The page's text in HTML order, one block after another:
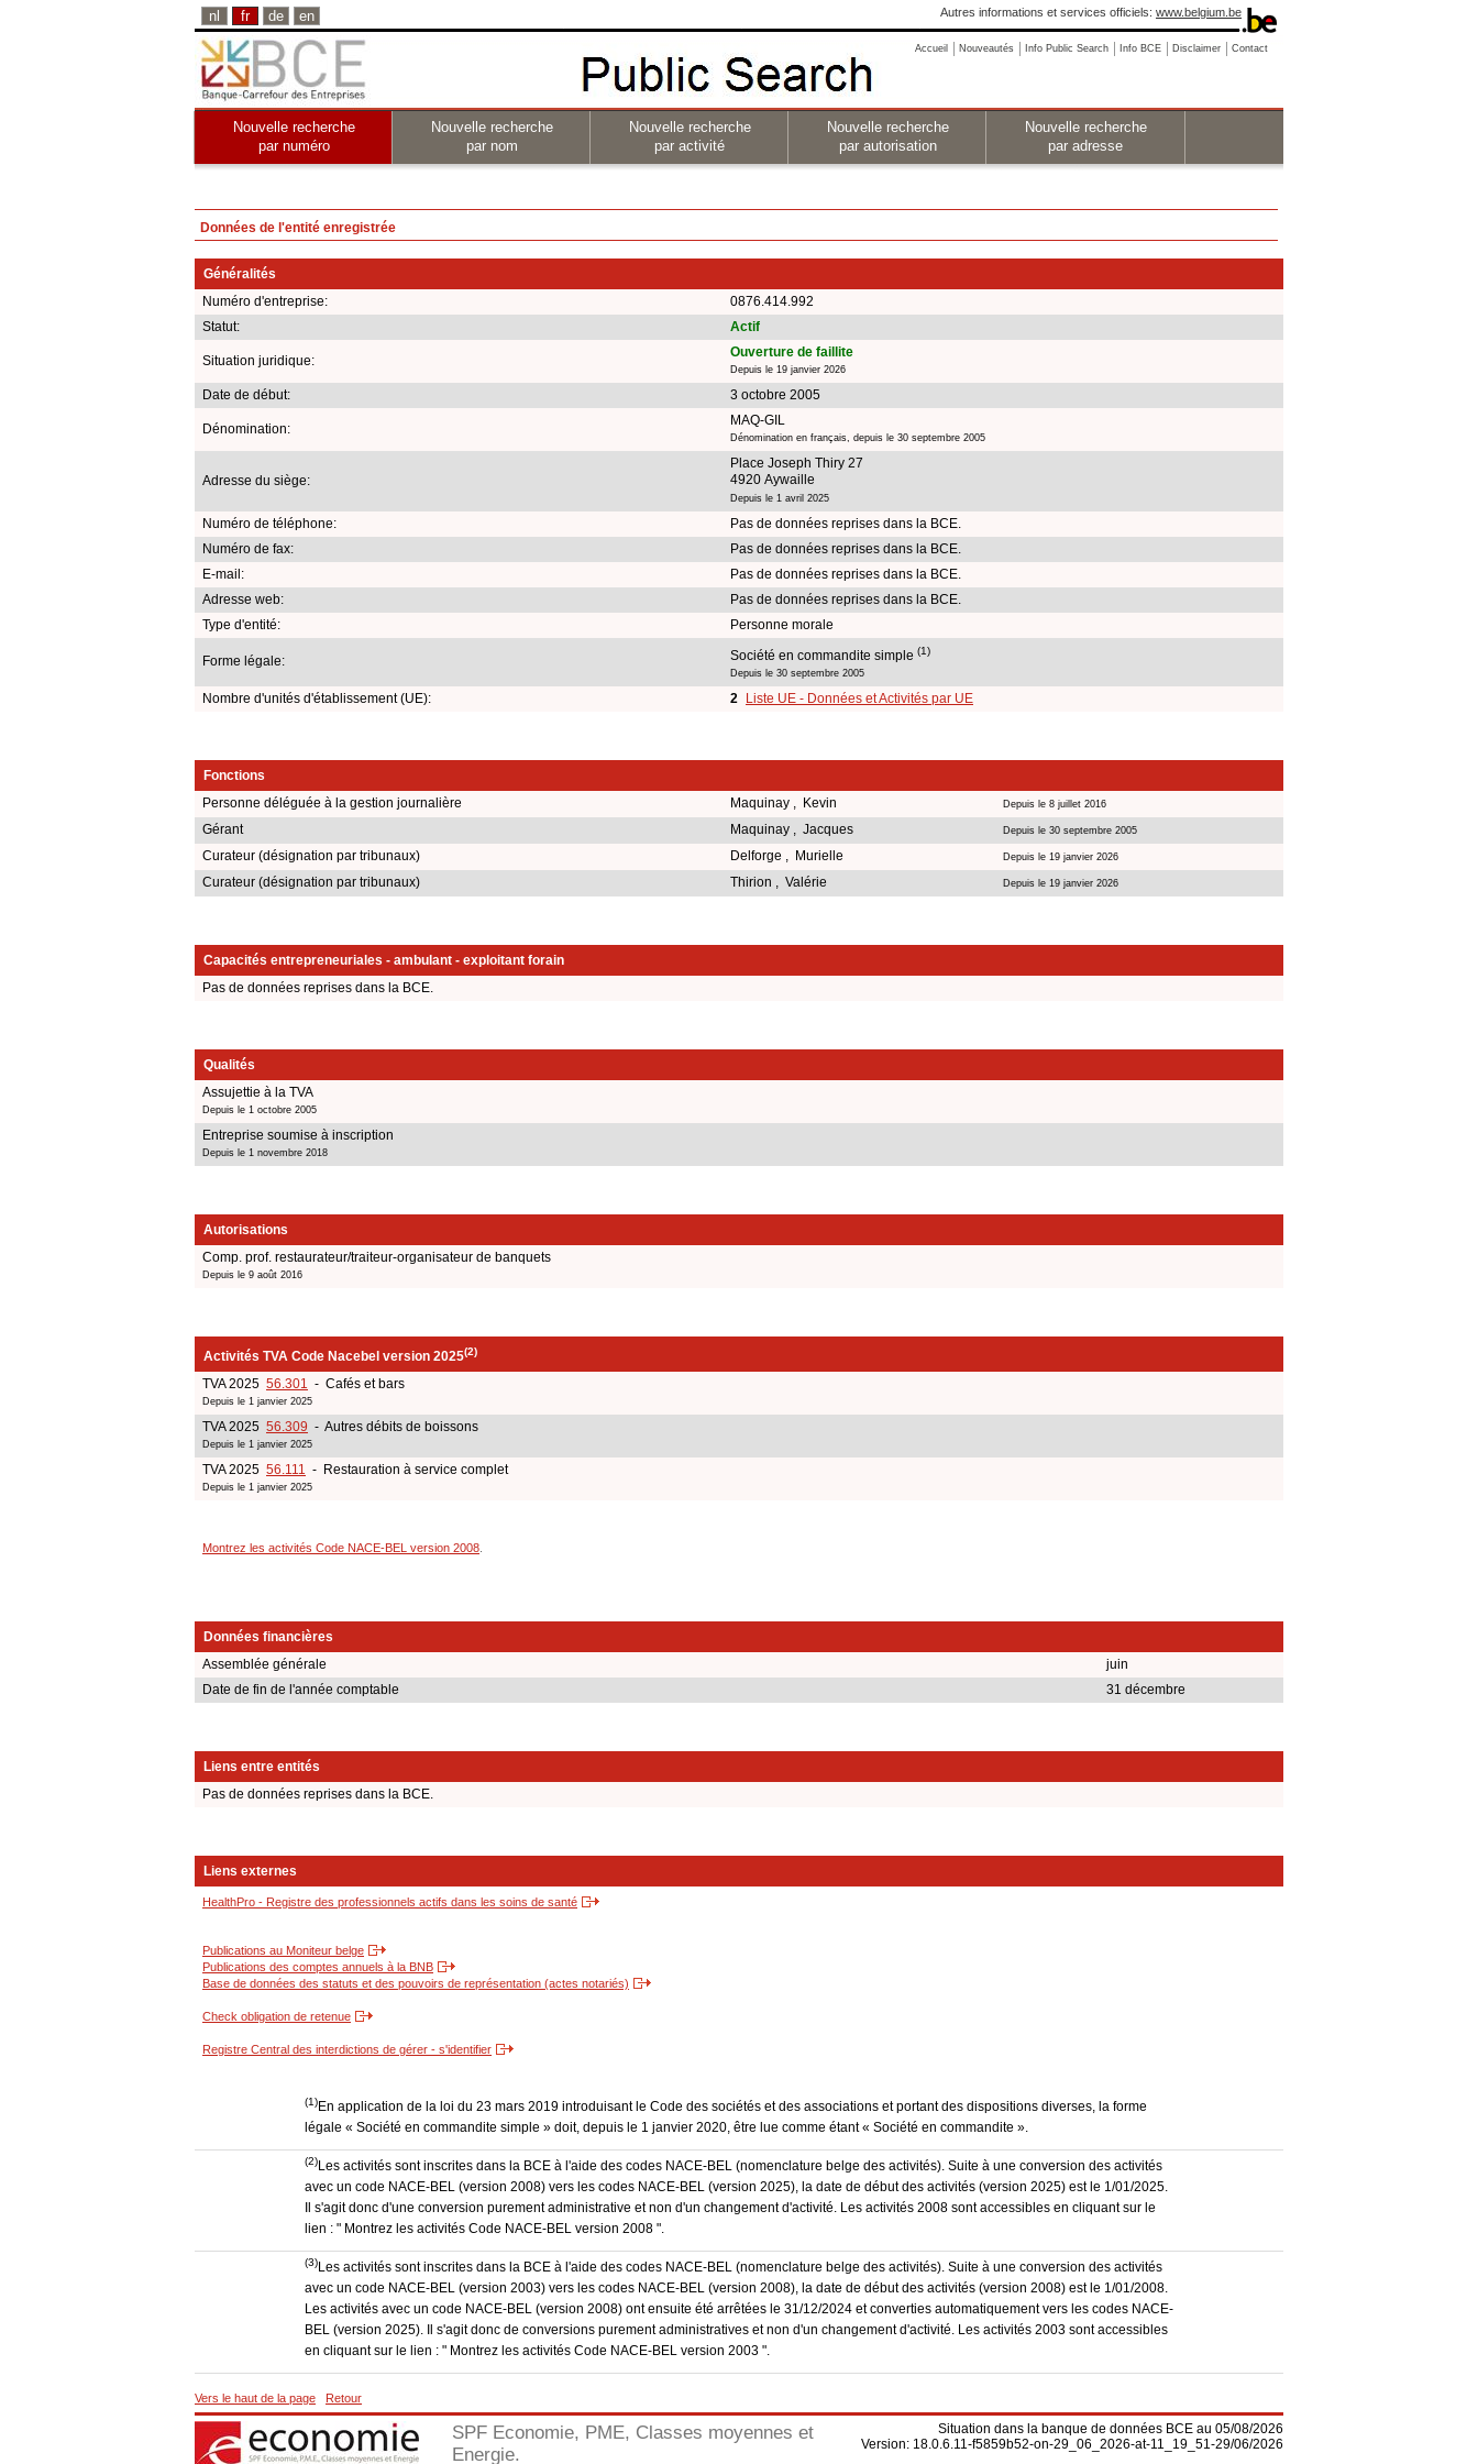
nl fr de en Autres informations et services officiels: www.belgium.be
Accueil Nouveautés Info Public Search Info BCE Disclaimer Contact
Nouvelle recherche
par numéro
Nouvelle recherche
par nom
Nouvelle recherche
par activité
Nouvelle recherche
par autorisation
Nouvelle recherche
par adresse
Données de l'entité enregistrée
Généralités
Numéro d'entreprise:
0876.414.992
Statut:
Actif
Situation juridique:
Ouverture de faillite
Depuis le 19 janvier 2026
Date de début: 3 octobre 2005
Dénomination:
MAQ-GIL
Dénomination en français, depuis le 30 septembre 2005
Adresse du siège:
Place Joseph Thiry 27
4920 Aywaille
Depuis le 1 avril 2025
Numéro de téléphone:
Pas de données reprises dans la BCE.
Numéro de fax:
Pas de données reprises dans la BCE.
E-mail:
Pas de données reprises dans la BCE.
Adresse web:
Pas de données reprises dans la BCE.
Type d'entité:
Personne morale
Forme légale: Société en commandite simple (1)
Depuis le 30 septembre 2005
Nombre d'unités d'établissement (UE): 2 Liste UE - Données et Activités par UE
Fonctions
Personne déléguée à la gestion journalière
Maquinay , Kevin Depuis le 8 juillet 2016
Gérant Maquinay , Jacques Depuis le 30 septembre 2005
Curateur (désignation par tribunaux) Delforge , Murielle Depuis le 19 janvier 2026
Curateur (désignation par tribunaux) Thirion , Valérie Depuis le 19 janvier 2026
Capacités entrepreneuriales - ambulant - exploitant forain
Pas de données reprises dans la BCE.
Qualités
Assujettie à la TVA
Depuis le 1 octobre 2005
Entreprise soumise à inscription
Depuis le 1 novembre 2018
Autorisations
Comp. prof. restaurateur/traiteur-organisateur de banquets
Depuis le 9 août 2016
Activités TVA Code Nacebel version 2025(2)
TVA 2025 56.301 - Cafés et bars
Depuis le 1 janvier 2025
TVA 2025 56.309 - Autres débits de boissons
Depuis le 1 janvier 2025
TVA 2025 56.111 - Restauration à service complet
Depuis le 1 janvier 2025
Montrez les activités Code NACE-BEL version 2008
Données financières
Assemblée générale
juin
Date de fin de l'année comptable
31 décembre
Liens entre entités
Pas de données reprises dans la BCE.
Liens externes
HealthPro - Registre des professionnels actifs dans les soins de santé
Publications au Moniteur belge
Publications des comptes annuels à la BNB
Base de données des statuts et des pouvoirs de représentation (actes notariés)
Check obligation de retenue
Registre Central des interdictions de gérer - s'identifier
(1)En application de la loi du 23 mars 2019 introduisant le Code des sociétés et des associations et portant des dispositions diverses, la forme
légale « Société en commandite simple » doit, depuis le 1 janvier 2020, être lue comme étant « Société en commandite ».
(2)Les activités sont inscrites dans la BCE à l'aide des codes NACE-BEL (nomenclature belge des activités). Suite à une conversion des activités
avec un code NACE-BEL (version 2008) vers les codes NACE-BEL (version 2025), la date de début des activités (version 2025) est le 1/01/2025.
Il s'agit donc d'une conversion purement administrative et non d'un changement d'activité. Les activités 2008 sont accessibles en cliquant sur le
lien : " Montrez les activités Code NACE-BEL version 2008 ".
(3)Les activités sont inscrites dans la BCE à l'aide des codes NACE-BEL (nomenclature belge des activités). Suite à une conversion des activités
avec un code NACE-BEL (version 2003) vers les codes NACE-BEL (version 2008), la date de début des activités (version 2008) est le 1/01/2008.
Les activités avec un code NACE-BEL (version 2008) ont ensuite été arrêtées le 31/12/2024 et converties automatiquement vers les codes NACE-
BEL (version 2025). Il s'agit donc de conversions purement administratives et non d'un changement d'activité. Les activités 2003 sont accessibles
en cliquant sur le lien : " Montrez les activités Code NACE-BEL version 2003 ".
Vers le haut de la page Retour
SPF Economie, PME, Classes moyennes et
Energie.
Situation dans la banque de données BCE au 05/08/2026
Version: 18.0.6.11-f5859b52-on-29_06_2026-at-11_19_51-29/06/2026